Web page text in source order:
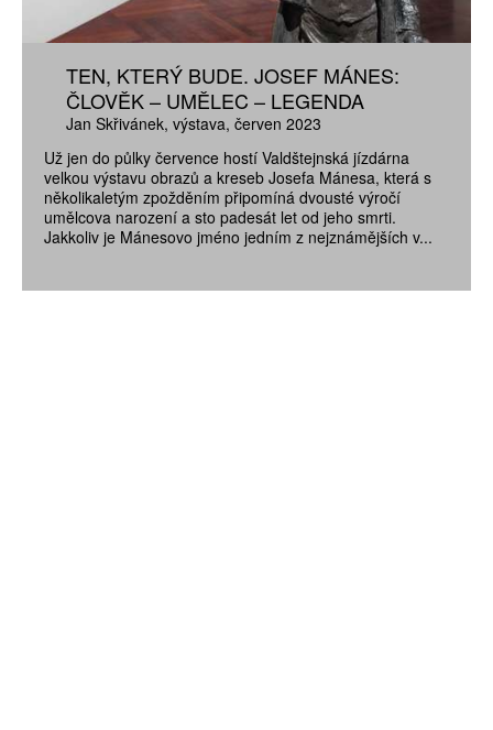
TEN, KTERÝ BUDE. JOSEF MÁNES:
ČLOVĚK – UMĚLEC – LEGENDA
Jan Skřivánek výstava červen 2023
Už jen do půlky července hostí Valdštejnská jízdárna
velkou výstavu obrazů a kreseb Josefa Mánesa, která s
několikaletým zpožděním připomíná dvousté výročí
umělcova narození a sto padesát let od jeho smrti.
Jakkoliv je Mánesovo jméno jedním z nejznámějších v...